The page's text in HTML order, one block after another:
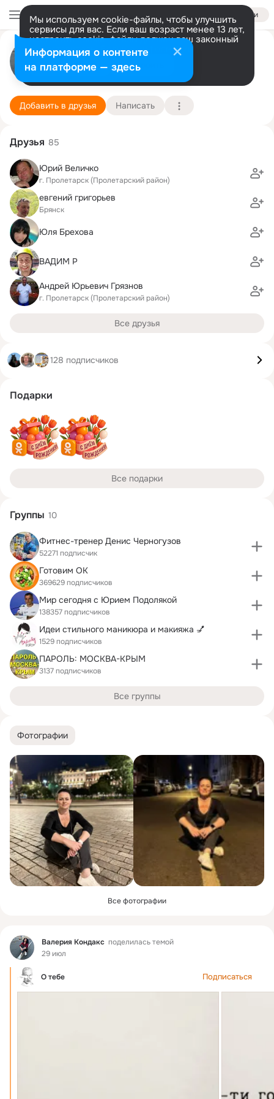
Войти
Мы используем cookie-файлы, чтобы улучшить
сервисы для вас. Если ваш возраст менее 13 лет,
настроить cookie-файлы должен ваш законный
представитель. Больше информации
Разрешить все Настроить
Валерия Кондакс
Москва 23 июля (53 года)
Подробнее
Добавить в друзья Написать
Фотографии
Все фотографии
Фид Валерия Кондакс поделилась темой
29 июл
О тебе Подписаться
Друзья 85
Юрий Величко
г. Пролетарск (Пролетарский район)
евгений григорьев
Брянск
Юля Брехова
ВАДИМ Р
Андрей Юрьевич Грязнов
г. Пролетарск (Пролетарский район)
Все друзья
128 подписчиков
Подарки
Все подарки
Группы 10
Фитнес-тренер Денис Черногузов
52271 подписчик
Готовим ОК
369629 подписчиков
Мир сегодня с Юрием Подолякой
138357 подписчиков
Идеи стильного маникюра и макияжа 💅
1529 подписчиков
ПАРОЛЬ: МОСКВА-КРЫМ
3137 подписчиков
Все группы
Информация о контенте
на платформе — здесь